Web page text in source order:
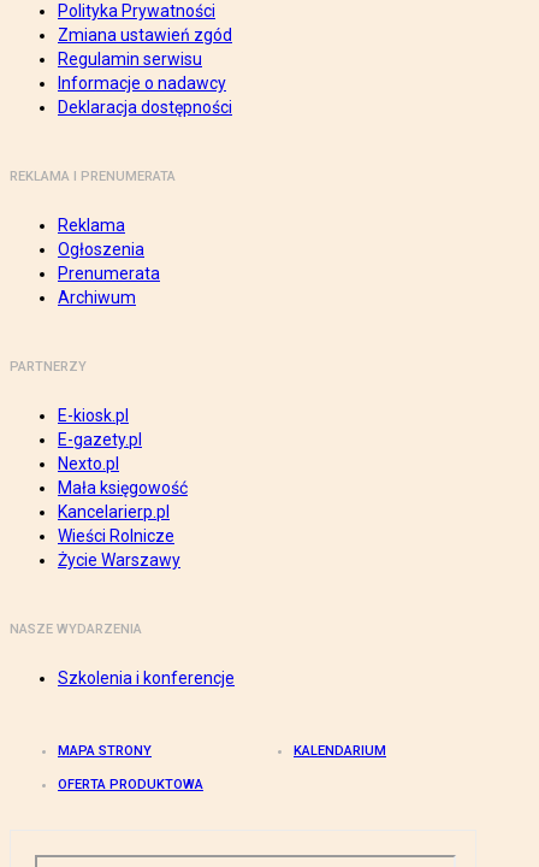
Polityka Prywatności
Zmiana ustawień zgód
Regulamin serwisu
Informacje o nadawcy
Deklaracja dostępności
REKLAMA I PRENUMERATA
Reklama
Ogłoszenia
Prenumerata
Archiwum
PARTNERZY
E-kiosk.pl
E-gazety.pl
Nexto.pl
Mała księgowość
Kancelarierp.pl
Wieści Rolnicze
Życie Warszawy
NASZE WYDARZENIA
Szkolenia i konferencje
MAPA STRONY KALENDARIUM
OFERTA PRODUKTOWA